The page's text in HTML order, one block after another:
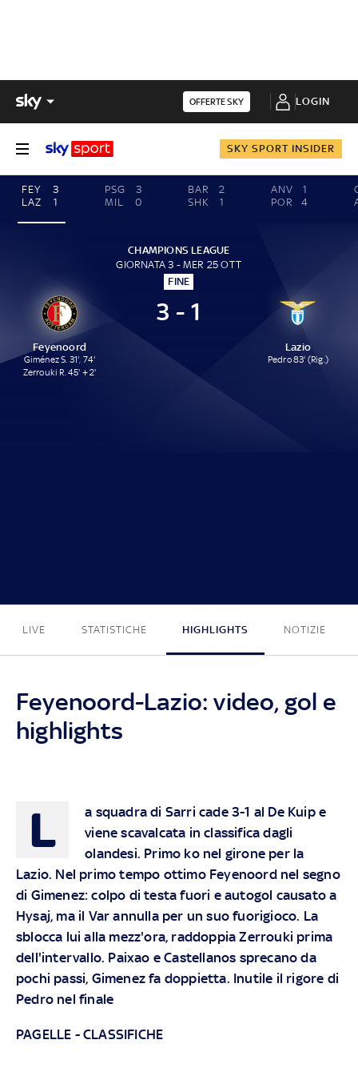
OFFERTE SKY LOGIN
SKY SPORT INSIDER
FEY
3
LAZ
1
PSG
3
MIL
0
BAR
2
SHK
1
ANV
1
POR
4
CHAMPIONS LEAGUE
GIORNATA 3 - MER 25 OTT
FINE
Feyenoord
Giménez S. 31', 74'
Zerrouki R. 45' + 2'
3 - 1
Lazio
Pedro 83' (Rig.)
LIVE STATISTICHE HIGHLIGHTS NOTIZIE
Feyenoord-Lazio: video, gol e
highlights
L
a squadra di Sarri cade 3-1 al De Kuip e
viene scavalcata in classifica dagli
olandesi. Primo ko nel girone per la
Lazio. Nel primo tempo ottimo Feyenoord nel segno
di Gimenez: colpo di testa fuori e autogol causato a
Hysaj, ma il Var annulla per un suo fuorigioco. La
sblocca lui alla mezz'ora, raddoppia Zerrouki prima
dell'intervallo. Paixao e Castellanos sprecano da
pochi passi, Gimenez fa doppietta. Inutile il rigore di
Pedro nel finale
PAGELLE -CLASSIFICHE